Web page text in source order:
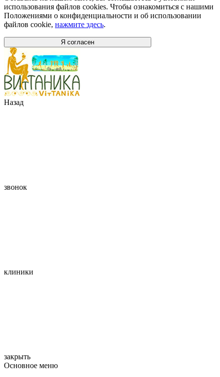
использования файлов cookies. Чтобы ознакомиться с нашими
Положениями о конфиденциальности и об использовании
файлов cookie, нажмите здесь.
Я согласен
Назад
звонок
клиники
закрыть
Основное меню